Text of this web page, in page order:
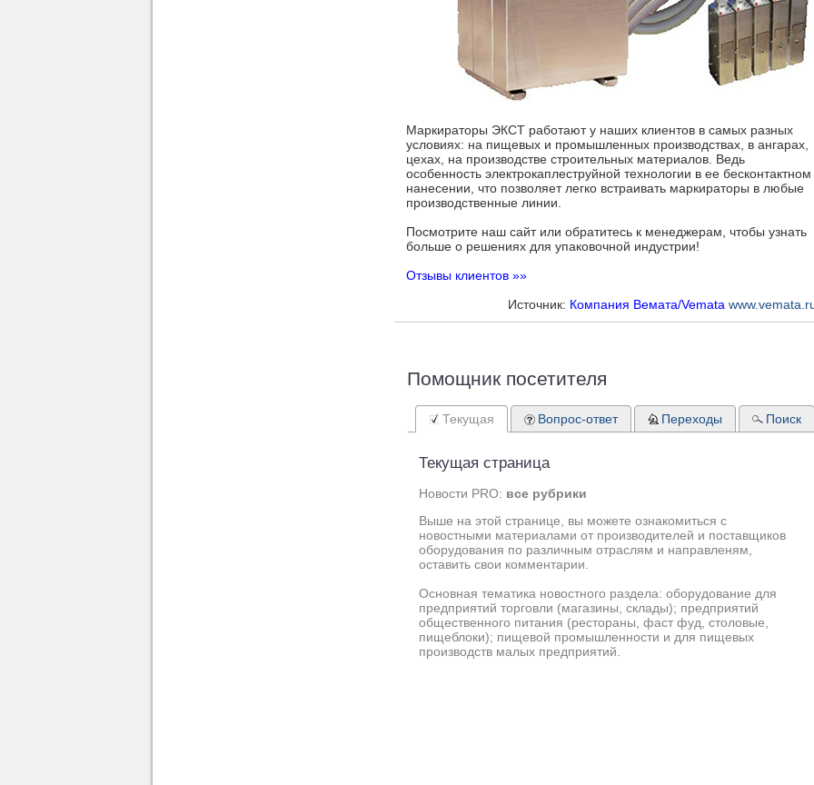
Маркираторы ЭКСТ работают у наших клиентов в самых разных
условиях: на пищевых и промышленных производствах, в ангарах,
цехах, на производстве строительных материалов. Ведь
особенность электрокаплеструйной технологии в ее бесконтактном
нанесении, что позволяет легко встраивать маркираторы в любые
производственные линии.
Посмотрите наш сайт или обратитесь к менеджерам, чтобы узнать
больше о решениях для упаковочной индустрии!
Отзывы клиентов »»
Источник: Компания Вемата/Vemata
Помощник посетителя
Текущая
Текущая страница
Новости PRO: все рубрики
Выше на этой странице, вы можете ознакомиться с
новостными материалами от производителей и поставщиков
оборудования по различным отраслям и направленям,
оставить свои комментарии.
Основная тематика новостного раздела: оборудование для
предприятий торговли (магазины, склады); предприятий
общественного питания (рестораны, фаст фуд, столовые,
пищеблоки); пищевой промышленности и для пищевых
производств малых предприятий.
Вопрос-ответ Переходы Поиск